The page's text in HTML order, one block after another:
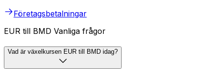
Företagsbetalningar
EUR till BMD Vanliga frågor
Vad är växelkursen EUR till BMD idag?